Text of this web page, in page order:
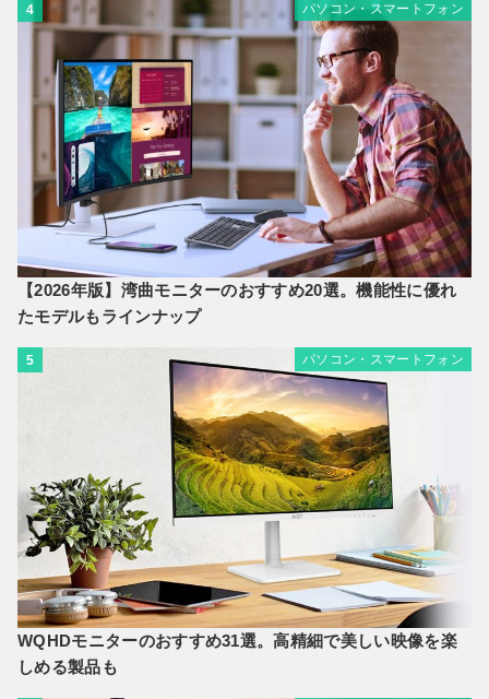
4 パソコン・スマートフォン
【2026年版】湾曲モニターのおすすめ20選。機能性に優れ
たモデルもラインナップ
5 パソコン・スマートフォン
WQHDモニターのおすすめ31選。高精細で美しい映像を楽
しめる製品も